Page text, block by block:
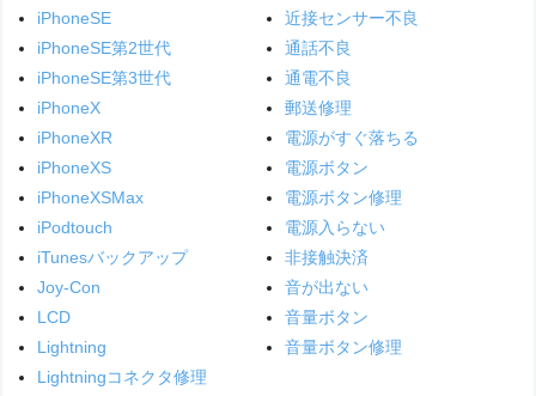
iPhoneSE
iPhoneSE第2世代
iPhoneSE第3世代
iPhoneX
iPhoneXR
iPhoneXS
iPhoneXSMax
iPodtouch
iTunesバックアップ
Joy-Con
LCD
Lightning
Lightningコネクタ修理
近接センサー不良
通話不良
通電不良
郵送修理
電源がすぐ落ちる
電源ボタン
電源ボタン修理
電源入らない
非接触決済
音が出ない
音量ボタン
音量ボタン修理